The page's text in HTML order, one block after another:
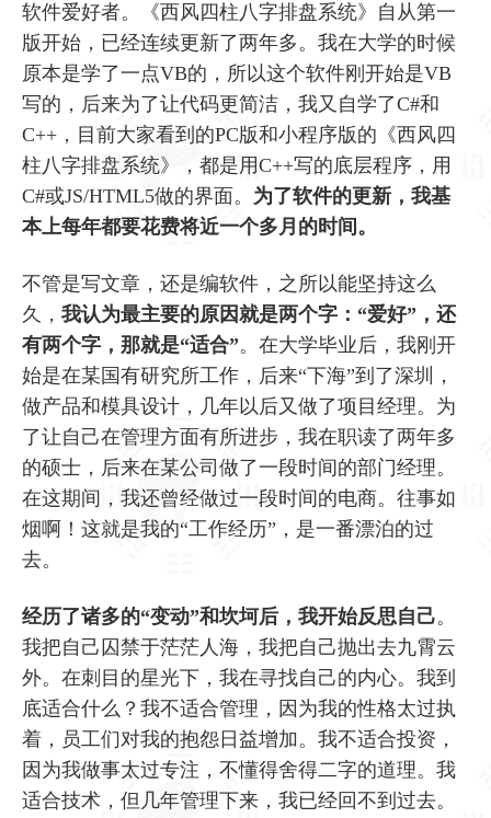
软件爱好者。《西风四柱八字排盘系统》自从第一
版开始，已经连续更新了两年多。我在大学的时候
原本是学了一点VB的，所以这个软件刚开始是VB
写的，后来为了让代码更简洁，我又自学了C#和
C++，目前大家看到的PC版和小程序版的《西风四
柱八字排盘系统》，都是用C++写的底层程序，用
C#或JS/HTML5做的界面。 为了软件的更新，我基
本上每年都要花费将近一个多月的时间。
不管是写文章，还是编软件，之所以能坚持这么
久， 我认为最主要的原因就是两个字：“爱好”，还
有两个字，那就是“适合”。在大学毕业后，我刚开
始是在某国有研究所工作，后来“下海”到了深圳，
做产品和模具设计，几年以后又做了项目经理。为
了让自己在管理方面有所进步，我在职读了两年多
的硕士，后来在某公司做了一段时间的部门经理。
在这期间，我还曾经做过一段时间的电商。往事如
烟啊！这就是我的“工作经历”，是一番漂泊的过
去。
经历了诸多的“变动”和坎坷后，我开始反思自己。
我把自己囚禁于茫茫人海，我把自己抛出去九霄云
外。在刺目的星光下，我在寻找自己的内心。我到
底适合什么？我不适合管理，因为我的性格太过执
着，员工们对我的抱怨日益增加。我不适合投资，
因为我做事太过专注，不懂得舍得二字的道理。我
适合技术，但几年管理下来，我已经回不到过去。